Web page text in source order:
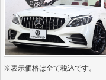
※表示価格は全て税込です。